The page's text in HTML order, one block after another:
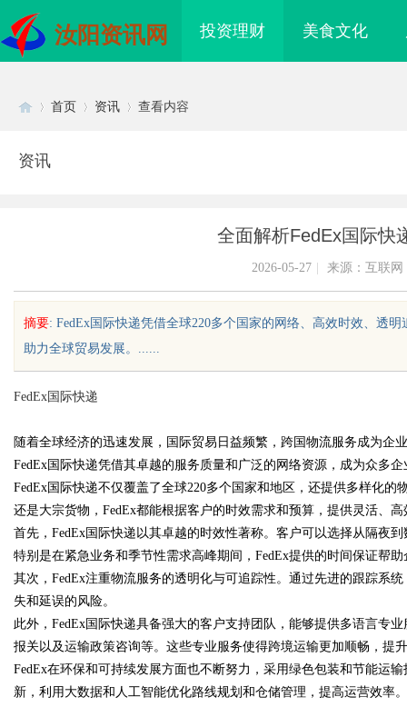
汝阳资讯网 投资理财 美食文化
uz
首页 资讯 查看内容
资讯
全面解析FedEx国际快
2026-05-27 来源：互联网
摘要: FedEx国际快递凭借全球220多个国家的网络、高效时效、透
助力全球贸易发展。......
FedEx国际快递
随着全球经济的迅速发展，国际贸易日益频繁，跨国物流服务成为企
FedEx国际快递凭借其卓越的服务质量和广泛的网络资源，成为众多
FedEx国际快递不仅覆盖了全球220多个国家和地区，还提供多样化
还是大宗货物，FedEx都能根据客户的时效需求和预算，提供灵活、
首先，FedEx国际快递以其卓越的时效性著称。客户可以选择从隔夜
特别是在紧急业务和季节性需求高峰期间，FedEx提供的时间保证帮
其次，FedEx注重物流服务的透明化与可追踪性。通过先进的跟踪系
失和延误的风险。
此外，FedEx国际快递具备强大的客户支持团队，能够提供多语言专
报关以及运输政策咨询等。这些专业服务使得跨境运输更加顺畅，提
FedEx在环保和可持续发展方面也不断努力，采用绿色包装和节能运
新，利用大数据和人工智能优化路线规划和仓储管理，提高运营效率。
板官网：打造高品
平台 化策略